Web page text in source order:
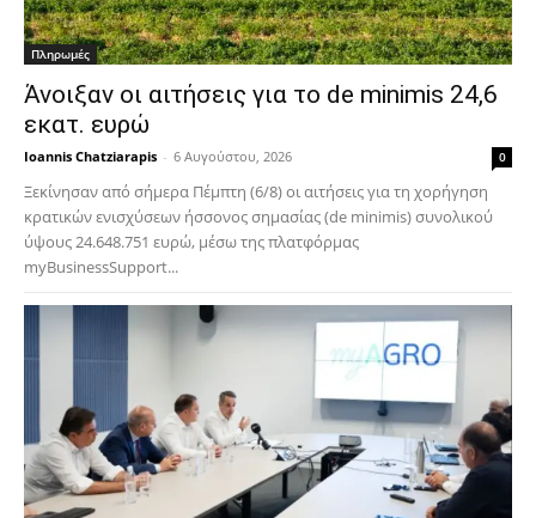
Πληρωμές
Άνοιξαν οι αιτήσεις για το de minimis 24,6
εκατ. ευρώ
Ioannis Chatziarapis - 6 Αυγούστου, 2026 0
Ξεκίνησαν από σήμερα Πέμπτη (6/8) οι αιτήσεις για τη χορήγηση
κρατικών ενισχύσεων ήσσονος σημασίας (de minimis) συνολικού
ύψους 24.648.751 ευρώ, μέσω της πλατφόρμας
myBusinessSupport...